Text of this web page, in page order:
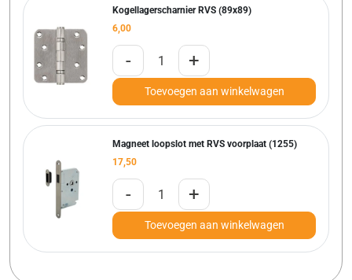
Kogellagerscharnier RVS (89x89)
6,00
- +
Toevoegen aan winkelwagen
Magneet loopslot met RVS voorplaat (1255)
17,50
- +
Toevoegen aan winkelwagen